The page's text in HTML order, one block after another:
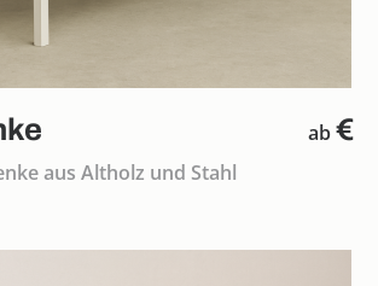
ab€
aus Altholz und Stahl